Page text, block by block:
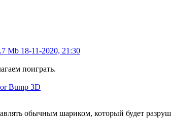
Mb 18-11-2020, 21:30
поиграть.
обычным шариком, который будет